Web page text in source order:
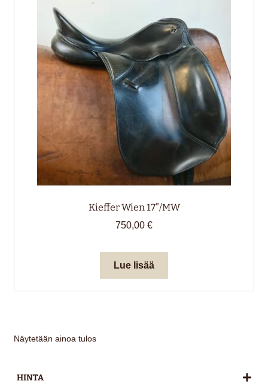
RATSASTAJALLE
HIRVENNAHKA
LAHJAKORTTI
Kieffer Wien 17”/MW
750,00 €
Lue lisää
Näytetään ainoa tulos
HINTA